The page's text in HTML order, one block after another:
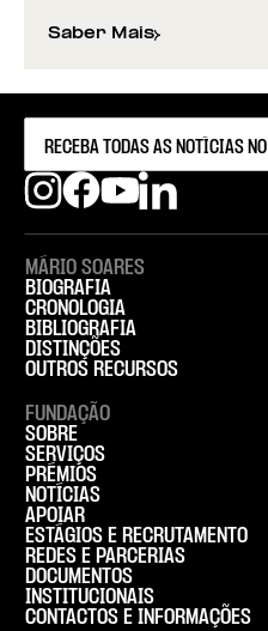
Saber Mais
sobre José Mattoso |
MÁRIO SOARES
BIOGRAFIA
CRONOLOGIA
BIBLIOGRAFIA
DISTINÇÕES
OUTROS RECURSOS
FUNDAÇÃO
SOBRE
SERVIÇOS
PRÉMIOS
NOTÍCIAS
APOIAR
ESTÁGIOS E RECRUTAMENTO
REDES E PARCERIAS
DOCUMENTOS
INSTITUCIONAIS
CONTACTOS E INFORMAÇÕES